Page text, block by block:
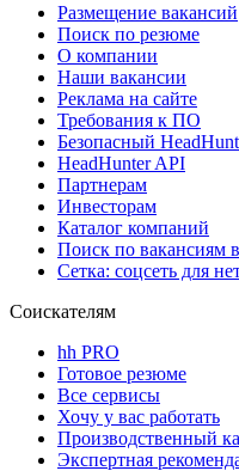
Размещение вакансий
Поиск по резюме
О компании
Наши вакансии
Реклама на сайте
Требования к ПО
Безопасный
HeadHunter API
Партнерам
Инвесторам
Каталог компаний
Поиск по вакансиям
Сетка: соцсеть для
Соискателям
hh PRO
Готовое резюме
Все сервисы
Хочу у вас работать
Производственный
Экспертная